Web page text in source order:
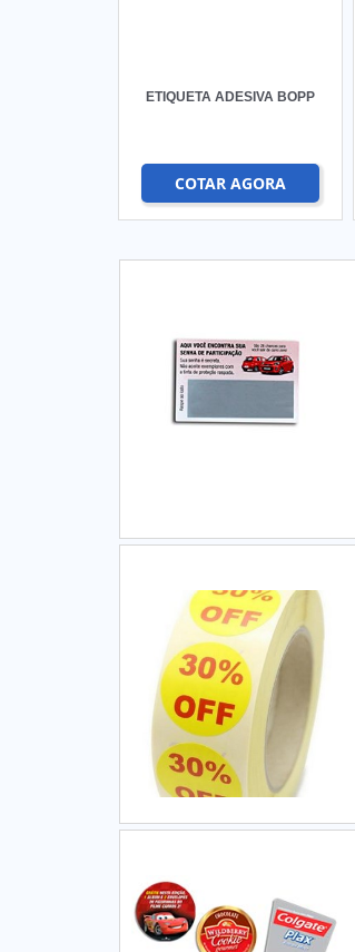
ETIQUETA ADESIVA BOPP
COTAR AGORA